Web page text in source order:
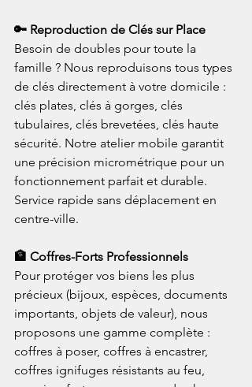
🔑 Reproduction de Clés sur Place
Besoin de doubles pour toute la
famille ? Nous reproduisons tous types
de clés directement à votre domicile :
clés plates, clés à gorges, clés
tubulaires, clés brevetées, clés haute
sécurité. Notre atelier mobile garantit
une précision micrométrique pour un
fonctionnement parfait et durable.
Service rapide sans déplacement en
centre-ville.
🏦 Coffres-Forts Professionnels
Pour protéger vos biens les plus
précieux (bijoux, espèces, documents
importants, objets de valeur), nous
proposons une gamme complète :
coffres à poser, coffres à encastrer,
coffres ignifuges résistants au feu,